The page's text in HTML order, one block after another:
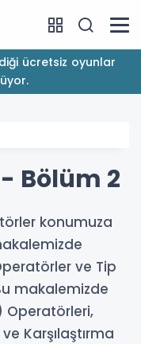
Bölüm 2
konumuza
ve Tip
makalemizde
Karşılaştırma